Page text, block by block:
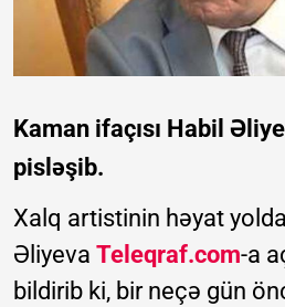
Kaman ifaçısı Habil
pisləşib.
Xalq artistinin həyat
Əliyeva Teleqraf.com-a
bildirib ki, bir neçə gün